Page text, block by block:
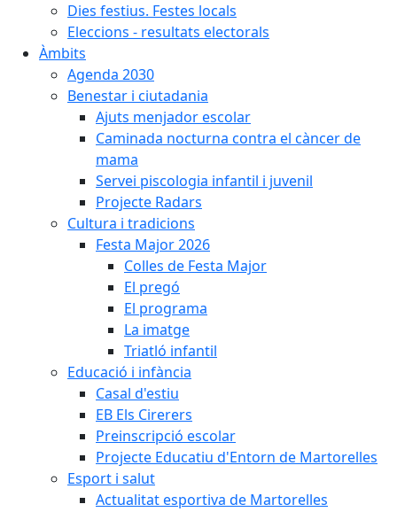
Dies festius. Festes locals
Eleccions - resultats electorals
Àmbits
Agenda 2030
Benestar i ciutadania
Ajuts menjador escolar
Caminada nocturna contra el càncer de
mama
Servei piscologia infantil i juvenil
Projecte Radars
Cultura i tradicions
Festa Major 2026
Colles de Festa Major
El pregó
El programa
La imatge
Triatló infantil
Educació i infància
Casal d'estiu
EB Els Cirerers
Preinscripció escolar
Projecte Educatiu d'Entorn de Martorelles
Esport i salut
Actualitat esportiva de Martorelles